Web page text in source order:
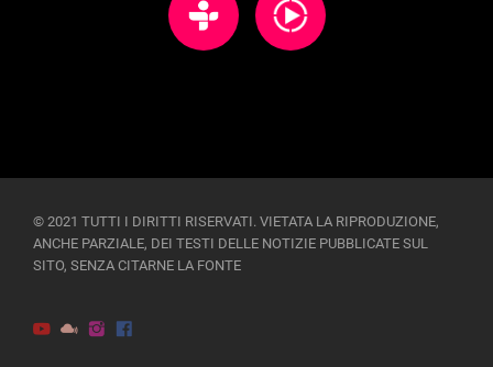
© 2021 TUTTI I DIRITTI RISERVATI. VIETATA LA RIPRODUZIONE,
ANCHE PARZIALE, DEI TESTI DELLE NOTIZIE PUBBLICATE SUL
SITO, SENZA CITARNE LA FONTE